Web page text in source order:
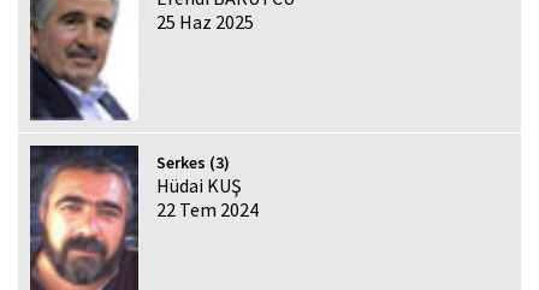
25 Haz 2025
Serkes (3)
Hüdai KUŞ
22 Tem 2024